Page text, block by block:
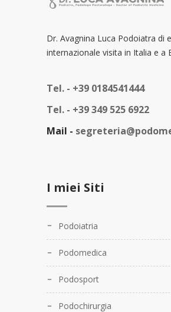
Dr. Avagnina Luca Podoiatra di
internazionale visita in Italia e a
Tel. - +39 0184541444
Tel. - +39 349 525 6922
Mail -
I miei Siti
Podoiatria
Podomedica
Podosport
Podochirurgia